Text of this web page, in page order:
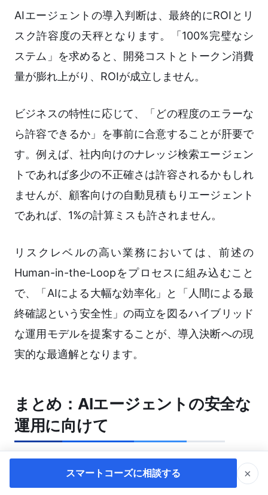
AIエージェントの導入判断は、最終的にROIとリ
スク許容度の天秤となります。「100%完璧なシ
ステム」を求めると、開発コストとトークン消費
量が膨れ上がり、ROIが成立しません。
ビジネスの特性に応じて、「どの程度のエラーな
ら許容できるか」を事前に合意することが肝要で
す。例えば、社内向けのナレッジ検索エージェン
トであれば多少の不正確さは許容されるかもしれ
ませんが、顧客向けの自動見積もりエージェント
であれば、1%の計算ミスも許されません。
リスクレベルの高い業務においては、前述の
Human-in-the-Loopをプロセスに組み込むこと
で、「AIによる大幅な効率化」と「人間による最
終確認という安全性」の両立を図るハイブリッド
な運用モデルを提案することが、導入決断への現
実的な最適解となります。
まとめ：AIエージェントの安全な
運用に向けて
AIエージェントは、業務プロセスを根本から変革
する強力なテクノロジーです。しかし、その自律
スマートコーズに相談する ×